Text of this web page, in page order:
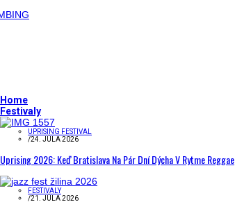
Home
Festivaly
UPRISING FESTIVAL
/24. JÚLA 2026
Uprising 2026: Keď Bratislava Na Pár Dní Dýcha V Rytme Reggae
FESTIVALY
/21. JÚLA 2026